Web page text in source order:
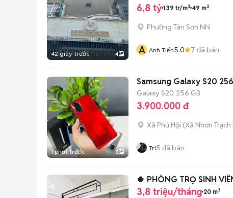
42 giây trước 4
6,8 tỷ 139 tr/m² 49 m²
Phường Tân Sơn Nhì
A Anh Tiến5.0 7 đã bán
1 phút trước 3
Samsung Galaxy S20
Galaxy S20 256 GB
3.900.000 đ
Xã Phú Hội (Xã Nhơn Trạch
Trí5 đã bán
🍀 PHÒNG TRỌ SINH
3,8 triệu/tháng 20 m²